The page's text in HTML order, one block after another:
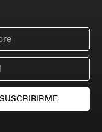
SUSCRIBIRME